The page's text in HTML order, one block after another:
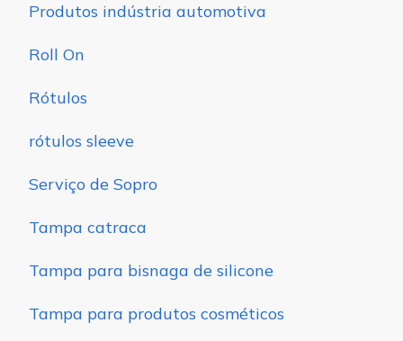
Produtos indústria automotiva
Roll On
Rótulos
rótulos sleeve
Serviço de Sopro
Tampa catraca
Tampa para bisnaga de silicone
Tampa para produtos cosméticos